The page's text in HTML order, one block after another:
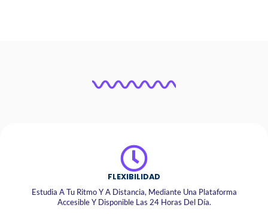
FLEXIBILIDAD
Estudia A Tu Ritmo Y A Distancia, Mediante Una Plataforma
Accesible Y Disponible Las 24 Horas Del Día.